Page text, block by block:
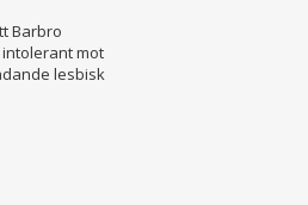
Barbro
mot
lesbisk